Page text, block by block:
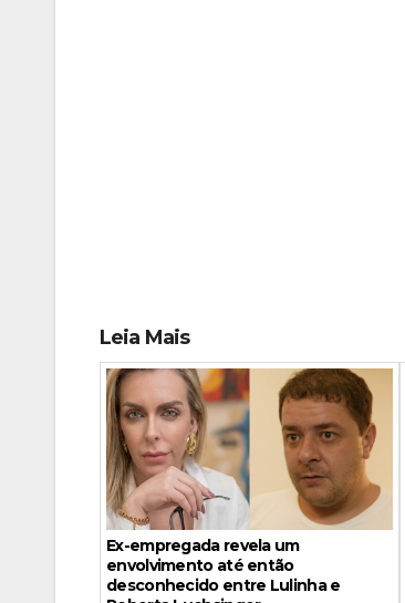
Leia Mais
Ex-empregada revela um
envolvimento até então
desconhecido entre Lulinha e